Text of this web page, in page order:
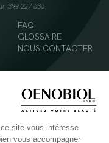
399 227 636
FAQ
GLOSSAIRE
NOUS CONTACTER